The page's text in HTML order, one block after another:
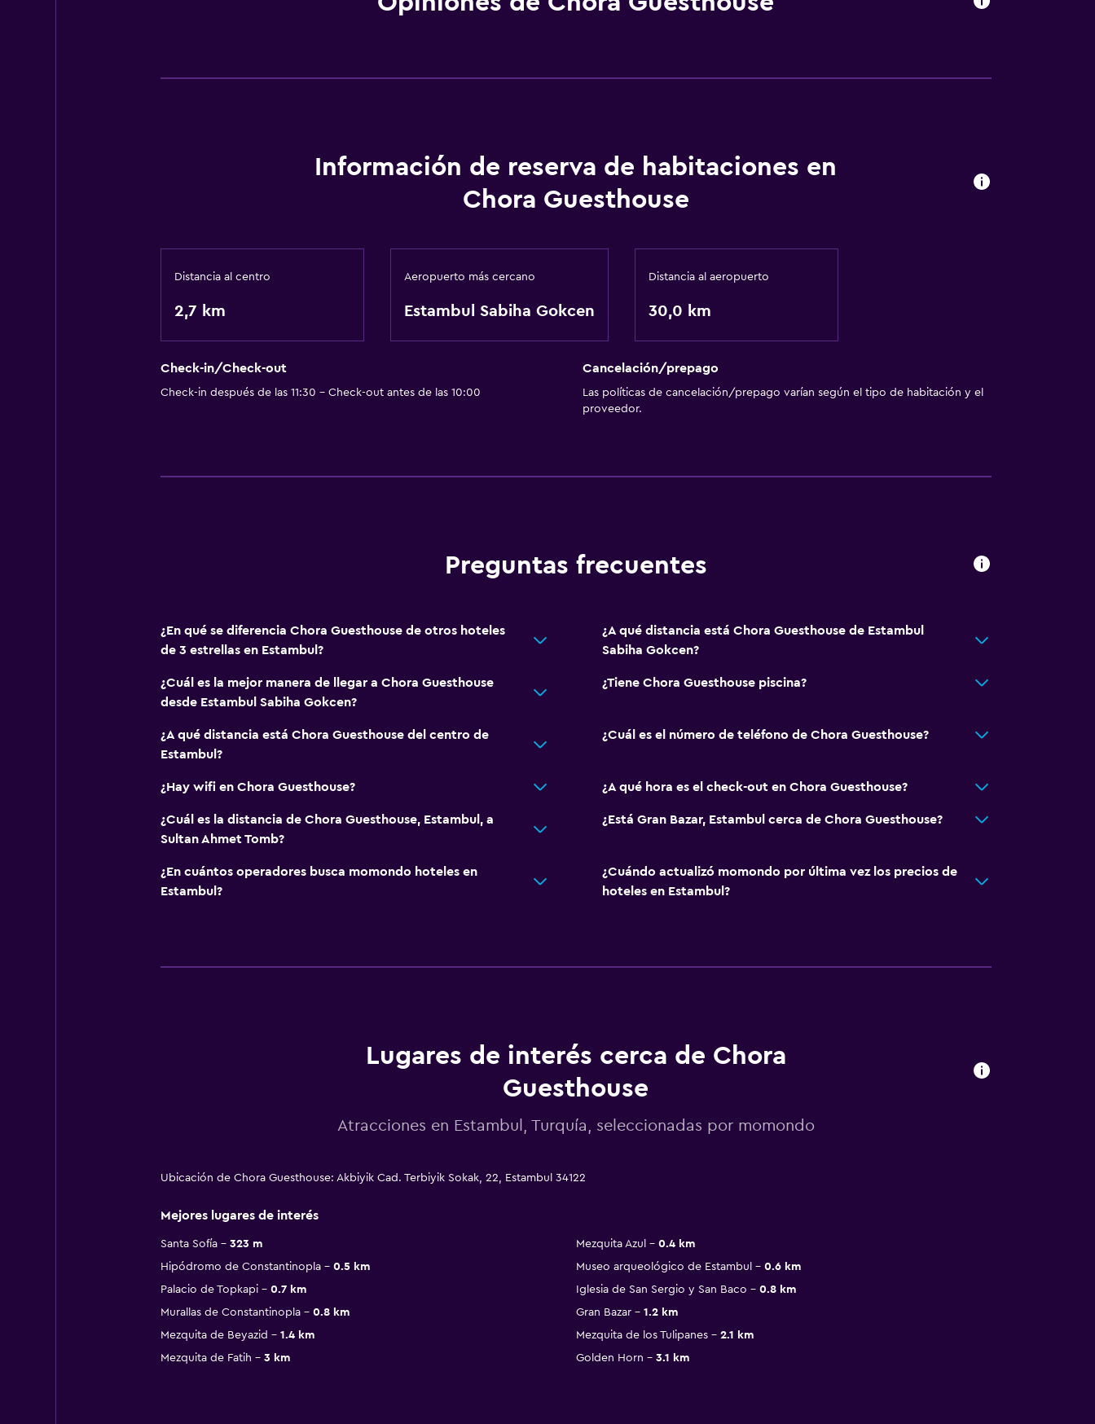
Información de reserva de habitaciones en
Chora Guesthouse
Distancia al centro
2,7 km
Aeropuerto más cercano
Estambul Sabiha Gokcen
Distancia al aeropuerto
30,0 km
Check-in/Check-out
Check-in después de las 11:30 - Check-out antes de las 10:00
Cancelación/prepago
Las políticas de cancelación/prepago varían según el tipo de habitación y el
proveedor.
Preguntas frecuentes
¿En qué se diferencia Chora Guesthouse de otros hoteles
de 3 estrellas en Estambul?
¿A qué distancia está Chora Guesthouse de Estambul
Sabiha Gokcen?
¿Cuál es la mejor manera de llegar a Chora Guesthouse
desde Estambul Sabiha Gokcen?
¿Tiene Chora Guesthouse piscina?
¿A qué distancia está Chora Guesthouse del centro de
Estambul?
¿Cuál es el número de teléfono de Chora Guesthouse?
¿Hay wifi en Chora Guesthouse? ¿A qué hora es el check-out en Chora Guesthouse?
¿Cuál es la distancia de Chora Guesthouse, Estambul, a
Sultan Ahmet Tomb?
¿Está Gran Bazar, Estambul cerca de Chora Guesthouse?
¿En cuántos operadores busca momondo hoteles en
Estambul?
¿Cuándo actualizó momondo por última vez los precios de
hoteles en Estambul?
Lugares de interés cerca de Chora
Guesthouse
Atracciones en Estambul, Turquía, seleccionadas por momondo
Ubicación de Chora Guesthouse: Akbiyik Cad. Terbiyik Sokak, 22, Estambul 34122
Mejores lugares de interés
Santa Sofía 323 m Mezquita Azul
0.4 km
Hipódromo de Constantinopla
0.5 km Museo arqueológico de Estambul
0.6 km
Palacio de Topkapi
0.7 km Iglesia de San Sergio y San Baco
0.8 km
Murallas de Constantinopla
0.8 km Gran Bazar
1.2 km
Mezquita de Beyazid
1.4 km Mezquita de los Tulipanes
2.1 km
Mezquita de Fatih
3 km Golden Horn 3.1 km